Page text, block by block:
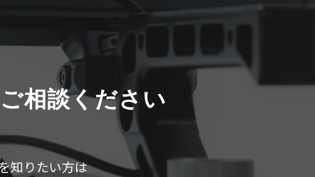
相談ください
知りたい方は